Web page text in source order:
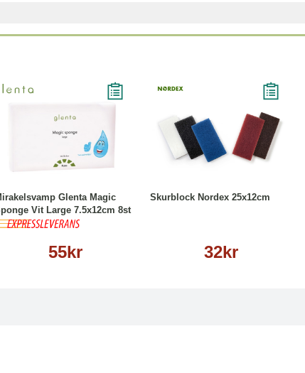
Glenta Magic
Vit Large 7.5x12cm 8st
55kr
Läs mer
Skurblock Nordex 25x12cm
32kr
Läs mer